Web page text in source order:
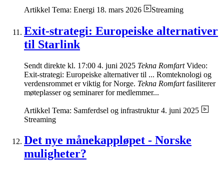
Artikkel Tema: Energi 18. mars 2026 Streaming
Exit-strategi: Europeiske alternativer
til Starlink
Sendt direkte kl. 17:00 4. juni 2025 Tekna RomfartVideo:
Exit-strategi: Europeiske alternativer til ... Romteknologi og
verdensrommet er viktig for Norge. Tekna Romfartfasiliterer
møteplasser og seminarer for medlemmer...
Artikkel Tema: Samferdsel og infrastruktur 4. juni 2025
Streaming
Det nye månekappløpet - Norske
muligheter?